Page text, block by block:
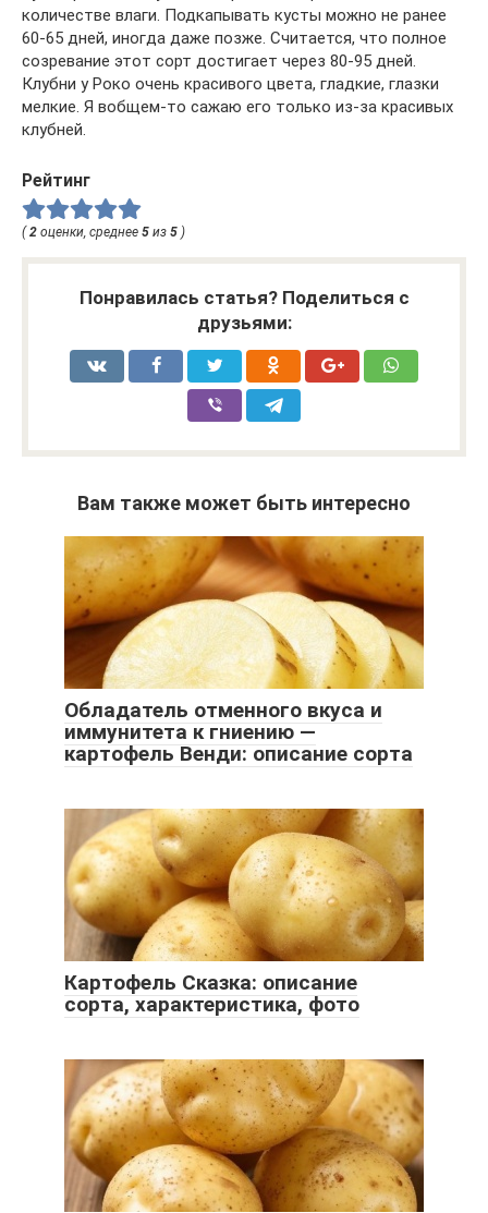
количестве влаги. Подкапывать кусты можно не ранее
60-65 дней, иногда даже позже. Считается, что полное
созревание этот сорт достигает через 80-95 дней.
Клубни у Роко очень красивого цвета, гладкие, глазки
мелкие. Я вобщем-то сажаю его только из-за красивых
клубней.
Рейтинг
(2 оценки, среднее 5 из 5 )
Понравилась статья? Поделиться с
друзьями:
Вам также может быть интересно
Обладатель отменного вкуса и
иммунитета к гниению —
картофель Венди: описание сорта
Картофель Сказка: описание
сорта, характеристика, фото